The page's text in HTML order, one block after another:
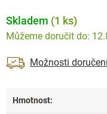
Skladem (1 ks)
Možnosti
Hmotnost: